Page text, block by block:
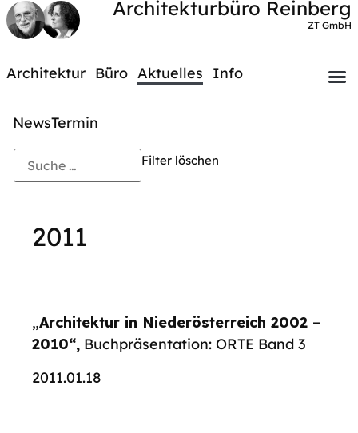
Architekturbüro Reinberg
ZT GmbH
Architektur Büro Aktuelles Info
NewsTermin
Filter löschen
2011
„Architektur in Niederösterreich 2002 –
2010“, Buchpräsentation: ORTE Band 3
2011.01.18